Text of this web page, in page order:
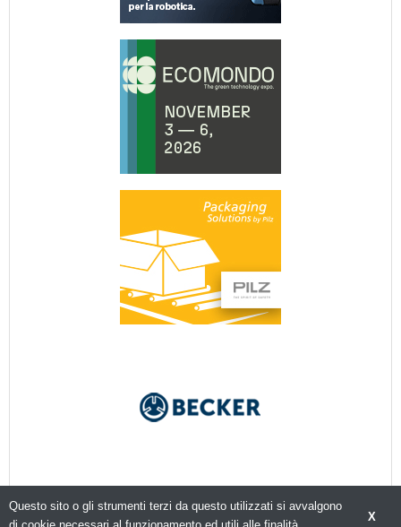
X
Questo sito o gli strumenti terzi da questo utilizzati si avvalgono